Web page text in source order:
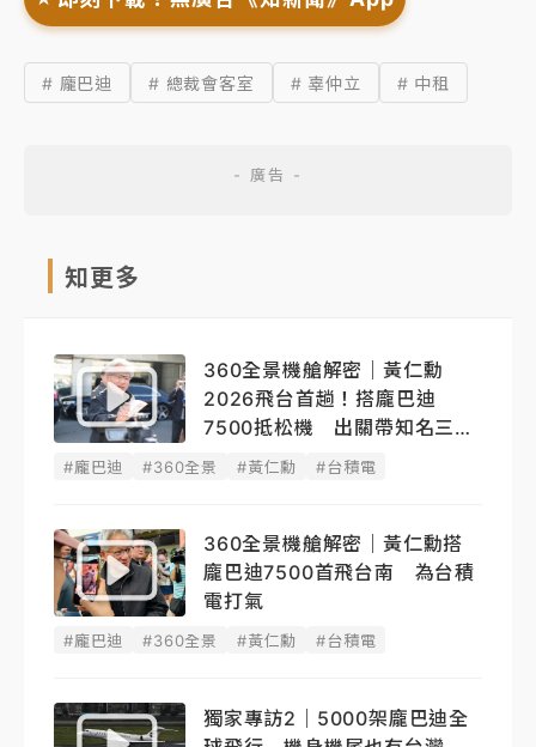
# 龐巴迪 # 總裁會客室 # 辜仲立 # 中租
知更多
360全景機艙解密｜黃仁勳
2026飛台首趟！搭龐巴迪
7500抵松機 出關帶知名三明
治
#龐巴迪 #360全景 #黃仁勳 #台積電
360全景機艙解密｜黃仁勳搭
龐巴迪7500首飛台南 為台積
電打氣
#龐巴迪 #360全景 #黃仁勳 #台積電
獨家專訪2｜5000架龐巴迪全